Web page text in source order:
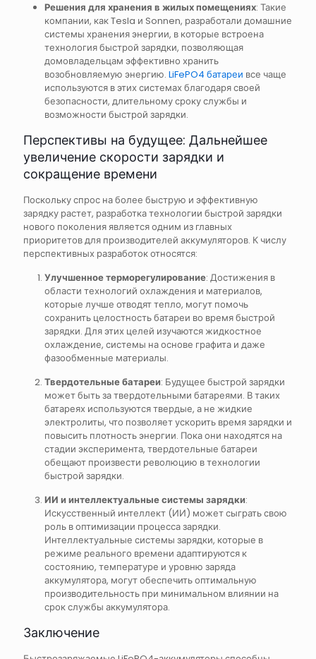
Решения для хранения в жилых помещениях: Такие
компании, как Tesla и Sonnen, разработали домашние
системы хранения энергии, в которые встроена
технология быстрой зарядки, позволяющая
домовладельцам эффективно хранить
возобновляемую энергию. LiFePO4 батареи все чаще
используются в этих системах благодаря своей
безопасности, длительному сроку службы и
возможности быстрой зарядки.
Перспективы на будущее: Дальнейшее
увеличение скорости зарядки и
сокращение времени
Поскольку спрос на более быструю и эффективную
зарядку растет, разработка технологии быстрой зарядки
нового поколения является одним из главных
приоритетов для производителей аккумуляторов. К числу
перспективных разработок относятся:
Улучшенное терморегулирование: Достижения в
области технологий охлаждения и материалов,
которые лучше отводят тепло, могут помочь
сохранить целостность батареи во время быстрой
зарядки. Для этих целей изучаются жидкостное
охлаждение, системы на основе графита и даже
фазообменные материалы.
Твердотельные батареи: Будущее быстрой зарядки
может быть за твердотельными батареями. В таких
батареях используются твердые, а не жидкие
электролиты, что позволяет ускорить время зарядки и
повысить плотность энергии. Пока они находятся на
стадии эксперимента, твердотельные батареи
обещают произвести революцию в технологии
быстрой зарядки.
ИИ и интеллектуальные системы зарядки:
Искусственный интеллект (ИИ) может сыграть свою
роль в оптимизации процесса зарядки.
Интеллектуальные системы зарядки, которые в
режиме реального времени адаптируются к
состоянию, температуре и уровню заряда
аккумулятора, могут обеспечить оптимальную
производительность при минимальном влиянии на
срок службы аккумулятора.
Заключение